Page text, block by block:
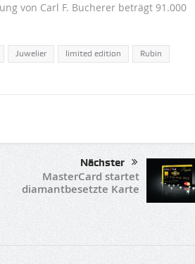
von Carl F. Bucherer beträgt 91.000
Juwelier limited edition Rubin
Nächster
MasterCard startet
diamantbesetzte Karte